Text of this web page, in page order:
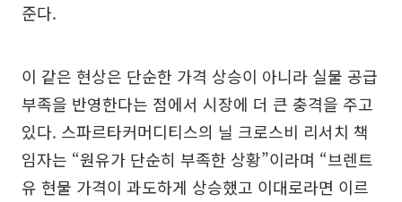
준다.
이 같은 현상은 단순한 가격 상승이 아니라 실물 공급
부족을 반영한다는 점에서 시장에 더 큰 충격을 주고
있다. 스파르타커머디티스의 닐 크로스비 리서치 책
임자는 “원유가 단순히 부족한 상황”이라며 “브렌트
유 현물 가격이 과도하게 상승했고 이대로라면 이르